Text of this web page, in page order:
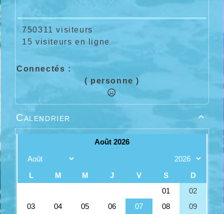
750311 visiteurs
15 visiteurs en ligne
Connectés :
( personne )

Calendrier